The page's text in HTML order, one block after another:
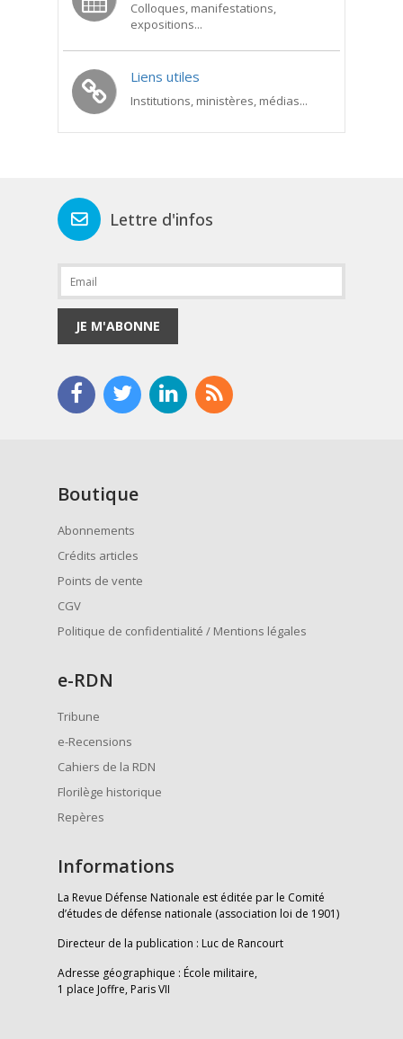
Colloques, manifestations,
expositions...
Liens utiles
Institutions, ministères, médias...
Lettre d'infos
JE M'ABONNE
Boutique
Abonnements
Crédits articles
Points de vente
CGV
Politique de confidentialité / Mentions légales
e-RDN
Tribune
e-Recensions
Cahiers de la RDN
Florilège historique
Repères
Informations
La Revue Défense Nationale est éditée par le Comité
d’études de défense nationale (association loi de 1901)
Directeur de la publication : Luc de Rancourt
Adresse géographique : École militaire,
1 place Joffre, Paris VII